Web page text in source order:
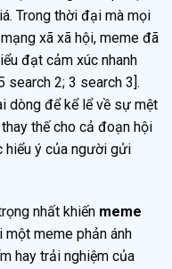
Trong thời đại mà mọi
xã xã hội, meme đã
đạt cảm xúc nhanh
search 2; 3 search 3].
dòng để kể lể về sự mệt
thế cho cả đoạn hội
hiểu ý của người gửi
nhất khiến meme
một meme phản ánh
hay trải nghiệm của